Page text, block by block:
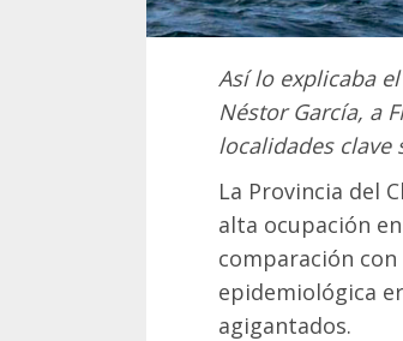
Así lo explicaba
Néstor García, a
localidades
La Provincia del
alta ocupación
comparación
epidemiológica
agigantados.